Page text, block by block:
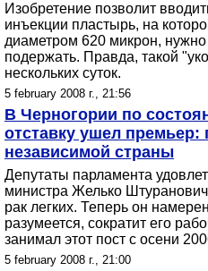
Изобретение позволит
инъекции пластырь, на
диаметром 620 микрон,
подержать. Правда, такой
нескольких суток.
5 february 2008 г., 21:56
В Черногории по
отставку ушел премьер:
независимой страны
Депутаты парламента
министра Желько
рак легких. Теперь он
разумеется, сократит его
занимал этот пост с осени
5 february 2008 г., 21:00